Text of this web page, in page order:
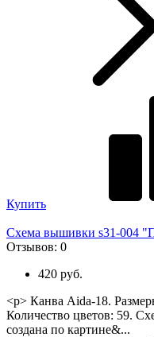
Купить
Схема вышивки s31-004
Отзывов: 0
420 руб.
<p> Канва Aida-18.
Количество цветов: 59.
создана по картине&...